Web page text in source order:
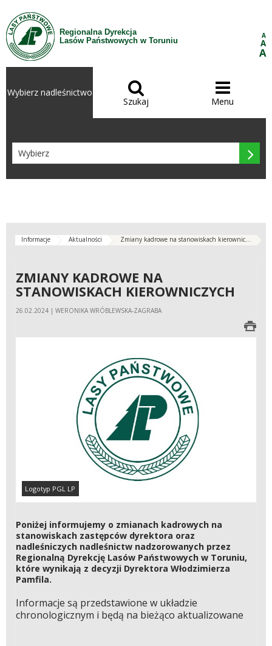
Przejdź do treści
Regionalna Dyrekcja
Lasów Państwowych w Toruniu
A
A
A
Wybierz nadleśnictwo 
Szukaj

Menu

Informacje Aktualności Zmiany kadrowe na stanowiskach kierownic...
ZMIANY KADROWE NA
STANOWISKACH KIEROWNICZYCH
26.02.2024 | WERONIKA WRÓBLEWSKA-ZAGRABA
Logotyp PGL LP
Poniżej informujemy o zmianach kadrowych na
stanowiskach zastępców dyrektora oraz
nadleśniczych nadleśnictw nadzorowanych przez
Regionalną Dyrekcję Lasów Państwowych w Toruniu,
które wynikają z decyzji Dyrektora Włodzimierza
Pamfila.
Informacje są przedstawione w układzie
chronologicznym i będą na bieżąco aktualizowane